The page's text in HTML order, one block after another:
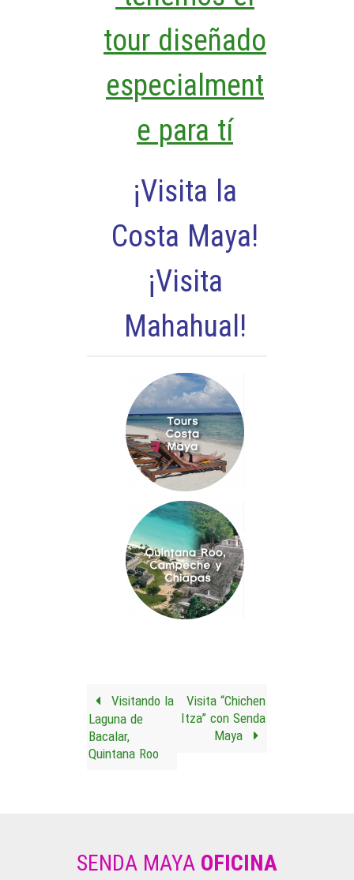
tour diseñado
especialment
e para tí
¡Visita la
Costa Maya!
¡Visita
Mahahual!
Visitando la
Laguna de
Bacalar,
Quintana Roo
Visita “Chichen
Itza” con Senda
Maya
SENDA MAYA OFICINA